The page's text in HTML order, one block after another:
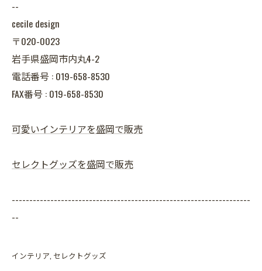
--
cecile design
〒020-0023
岩手県盛岡市内丸4-2
電話番号 : 019-658-8530
FAX番号 : 019-658-8530
可愛いインテリアを盛岡で販売
セレクトグッズを盛岡で販売
--------------------------------------------------------------------
--
インテリア セレクトグッズ